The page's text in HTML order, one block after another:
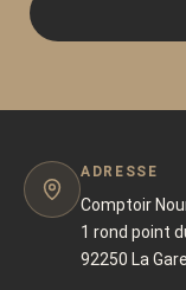
ADRESSE
Comptoir
1 rond point
92250 La